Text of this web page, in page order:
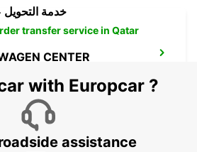
CENTER
خدمة التحويل
transfer service in Qatar
with Europcar ?
assistance